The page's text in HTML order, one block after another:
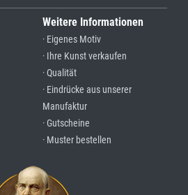
Weitere Informationen
· Eigenes Motiv
· Ihre Kunst verkaufen
· Qualität
· Eindrücke aus unserer
Manufaktur
· Gutscheine
· Muster bestellen